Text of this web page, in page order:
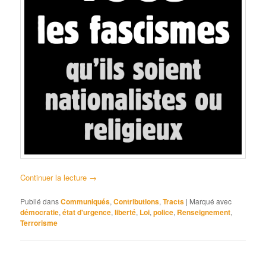
Continuer la lecture →
Publié dansCommuniqués,Contributions,Tracts | Marqué avec
démocratie,état d'urgence,liberté, Loi,police, Renseignement,
Terrorisme